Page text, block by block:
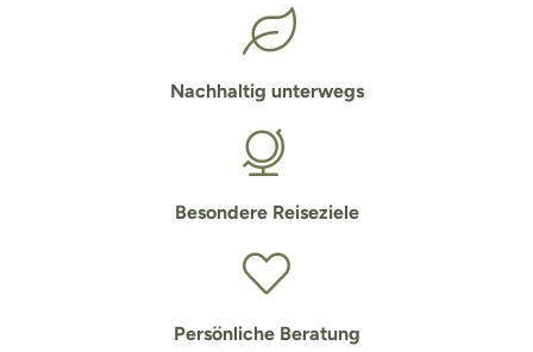
Nachhaltig unterwegs
Besondere Reiseziele
Persönliche Beratung